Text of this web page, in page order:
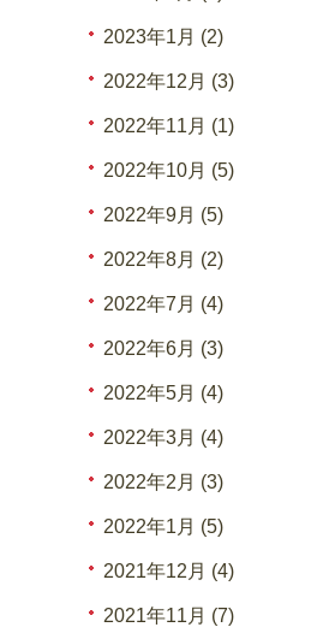
2023年1月 (2)
2022年12月 (3)
2022年11月 (1)
2022年10月 (5)
2022年9月 (5)
2022年8月 (2)
2022年7月 (4)
2022年6月 (3)
2022年5月 (4)
2022年3月 (4)
2022年2月 (3)
2022年1月 (5)
2021年12月 (4)
2021年11月 (7)